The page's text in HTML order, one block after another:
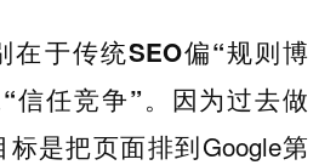
在于传统SEO偏“规则博
信任竞争”。 因为过去做
是把页面排到Google第